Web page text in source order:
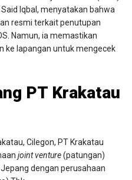
Iqbal, menyatakan bahwa
resmi terkait penutupan
Namun, ia memastikan
ke lapangan untuk mengecek
PT Krakatau
Cilegon, PT Krakatau
joint venture(patungan)
dengan perusahaan